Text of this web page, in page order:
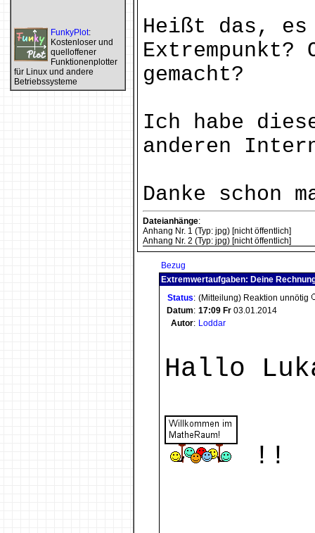
FunkyPlot:
Kostenloser und
quelloffener
Funktionenplotter
für Linux und andere
Betriebssysteme
Heißt das,
gemacht?
Ich habe
anderen
Danke schon
Dateianhänge:
Anhang Nr. 1 (Typ: jpg) [nicht öffentlich]
Anhang Nr. 2 (Typ: jpg) [nicht öffentlich]
Bezug
Extremwertaufgaben: Deine
Status: (Mitteilung) Reaktion unnötig
Datum: 17:09 Fr 03.01.2014
Autor: Loddar
Hallo
!!